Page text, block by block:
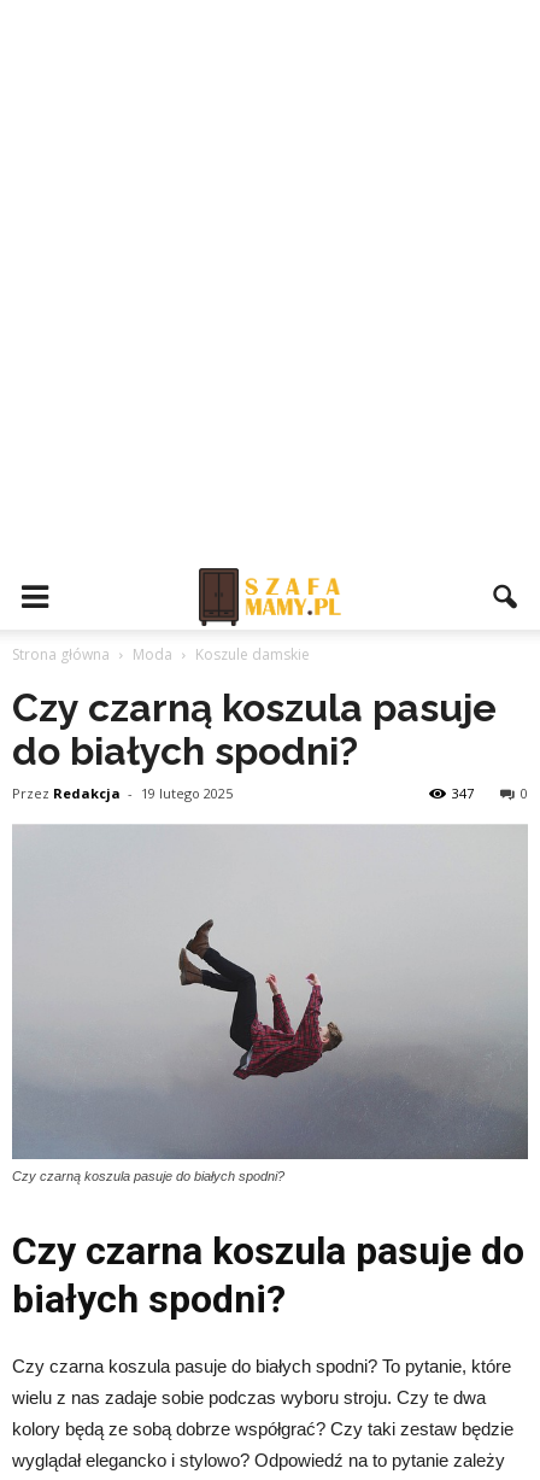
Strona główna Moda Koszule damskie
Czy czarną koszula pasuje
do białych spodni?
Przez Redakcja - 19 lutego 2025 0
347
Czy czarną koszula pasuje do białych spodni?
Czy czarna koszula pasuje do
białych spodni?
Czy czarna koszula pasuje do białych spodni? To pytanie, które
wielu z nas zadaje sobie podczas wyboru stroju. Czy te dwa
kolory będą ze sobą dobrze współgrać? Czy taki zestaw będzie
wyglądał elegancko i stylowo? Odpowiedź na to pytanie zależy